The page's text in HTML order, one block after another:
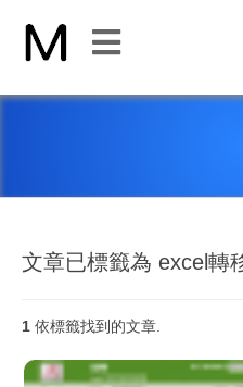
關
閉
台
Claris FileMaker 平台
FileMaker 系統安全性
文章已標籤為 excel轉
1 依標籤找到的文章.